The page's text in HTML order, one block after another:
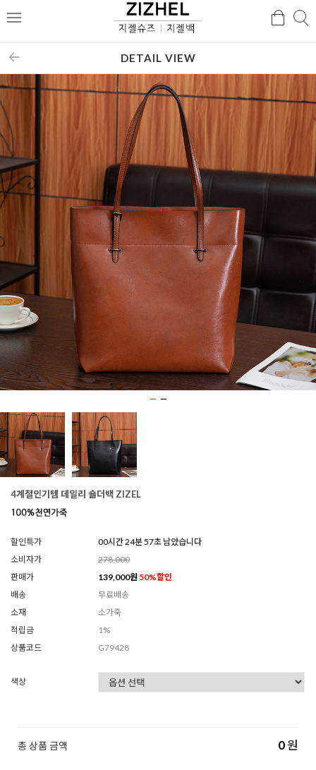
메
검
DETAIL VIEW
4계절인기템 데일리 숄더백 ZIZEL
할인특가
00시간 24분 52초 남았습니다
소비자가
278,000
판매가
139,000원 50%할인
배송
무료배송
소재
소가죽
적립금
1%
상품코드
G79428
색상
총 상품 금액 0원